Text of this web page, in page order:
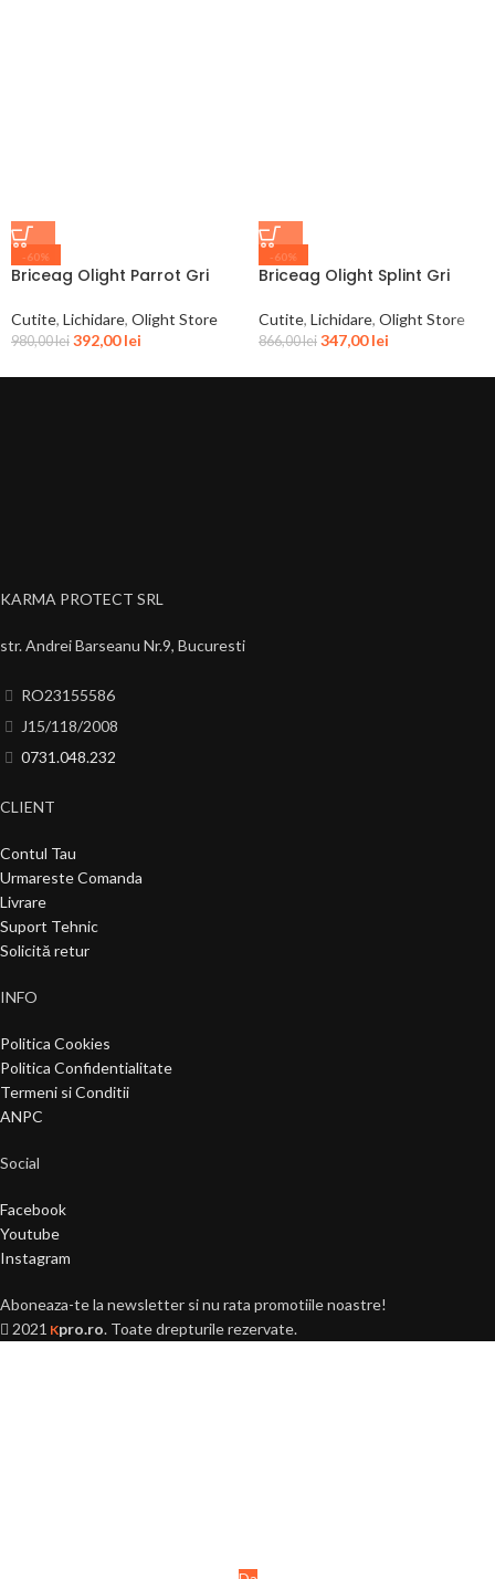
-60%
Briceag Olight Parrot Gri
Cutite, Lichidare, Olight Store
980,00lei 392,00lei
-60%
Briceag Olight Splint Gri
Cutite, Lichidare, Olight Store
866,00lei 347,00lei
KARMA PROTECT SRL
str. Andrei Barseanu Nr.9, Bucuresti
RO23155586
J15/118/2008
0731.048.232
CLIENT
Contul Tau
Urmareste Comanda
Livrare
Suport Tehnic
Solicită retur
INFO
Politica Cookies
Politica Confidentialitate
Termeni si Conditii
ANPC
Social
Facebook
Youtube
Instagram
Aboneaza-te la newsletter si nu rata promotiile noastre!
2021 Kpro.ro. Toate drepturile rezervate.